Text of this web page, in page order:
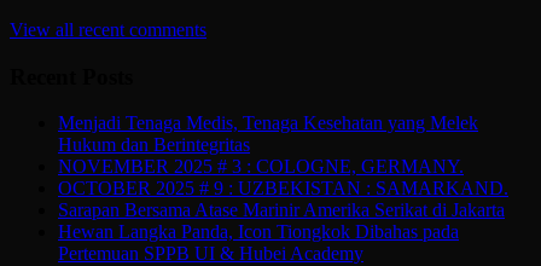
View all recent comments
Menjadi Tenaga Medis, Tenaga Kesehatan yang Melek
Hukum dan Berintegritas
NOVEMBER 2025 # 3 : COLOGNE, GERMANY.
OCTOBER 2025 # 9 : UZBEKISTAN : SAMARKAND.
Sarapan Bersama Atase Marinir Amerika Serikat di Jakarta
Hewan Langka Panda, Icon Tiongkok Dibahas pada
Pertemuan SPPB UI & Hubei Academy